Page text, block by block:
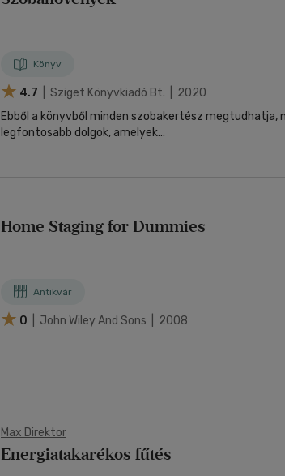
Könyv
4.7
| Sziget Könyvkiadó Bt. | 2020
Ebből a könyvből minden szobakertész megtudhatja,
legfontosabb dolgok, amelyek...
Home Staging for Dummies
Antikvár
0 | John Wiley And Sons | 2008
Max Direktor
Energiatakarékos fűtés